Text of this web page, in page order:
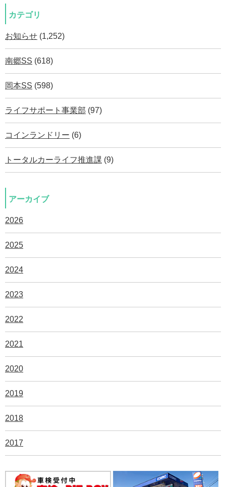
カテゴリ
お知らせ (1,252)
南郷SS (618)
岡本SS (598)
ライフサポート事業部 (97)
コインランドリー (6)
トータルカーライフ推進課 (9)
アーカイブ
2026
2025
2024
2023
2022
2021
2020
2019
2018
2017